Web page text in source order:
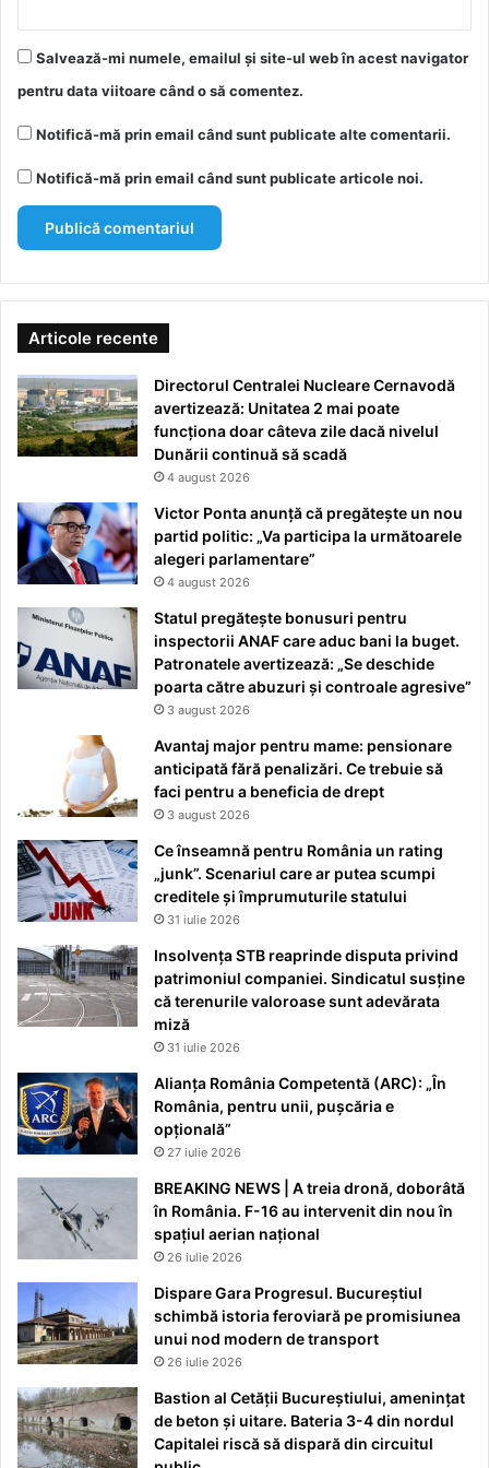
Salvează-mi numele, emailul și site-ul web în acest navigator
pentru data viitoare când o să comentez.
Notifică-mă prin email când sunt publicate alte comentarii.
Notifică-mă prin email când sunt publicate articole noi.
Articole recente
Directorul Centralei Nucleare Cernavodă
avertizează: Unitatea 2 mai poate
funcționa doar câteva zile dacă nivelul
Dunării continuă să scadă
4 august 2026
Victor Ponta anunță că pregătește un nou
partid politic: „Va participa la următoarele
alegeri parlamentare”
4 august 2026
Statul pregătește bonusuri pentru
inspectorii ANAF care aduc bani la buget.
Patronatele avertizează: „Se deschide
poarta către abuzuri și controale agresive”
3 august 2026
Avantaj major pentru mame: pensionare
anticipată fără penalizări. Ce trebuie să
faci pentru a beneficia de drept
3 august 2026
Ce înseamnă pentru România un rating
„junk”. Scenariul care ar putea scumpi
creditele și împrumuturile statului
31 iulie 2026
Insolvența STB reaprinde disputa privind
patrimoniul companiei. Sindicatul susține
că terenurile valoroase sunt adevărata
miză
31 iulie 2026
Alianța România Competentă (ARC): „În
România, pentru unii, pușcăria e
opțională”
27 iulie 2026
BREAKING NEWS | A treia dronă, doborâtă
în România. F-16 au intervenit din nou în
spațiul aerian național
26 iulie 2026
Dispare Gara Progresul. Bucureștiul
schimbă istoria feroviară pe promisiunea
unui nod modern de transport
26 iulie 2026
Bastion al Cetății Bucureștiului, amenințat
de beton și uitare. Bateria 3-4 din nordul
Capitalei riscă să dispară din circuitul